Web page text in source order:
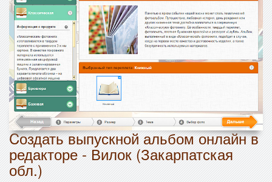
Cоздать выпускной альбом онлайн в
редакторе - Вилок (Закарпатская
обл.)